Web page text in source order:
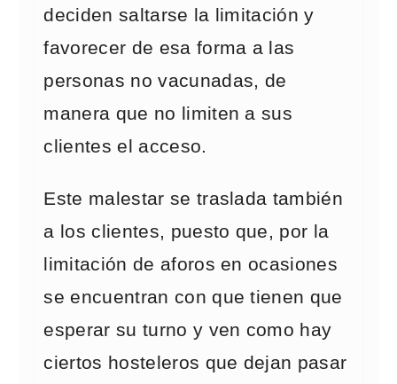
deciden saltarse la limitación y
favorecer de esa forma a las
personas no vacunadas, de
manera que no limiten a sus
clientes el acceso.
Este malestar se traslada también
a los clientes, puesto que, por la
limitación de aforos en ocasiones
se encuentran con que tienen que
esperar su turno y ven como hay
ciertos hosteleros que dejan pasar